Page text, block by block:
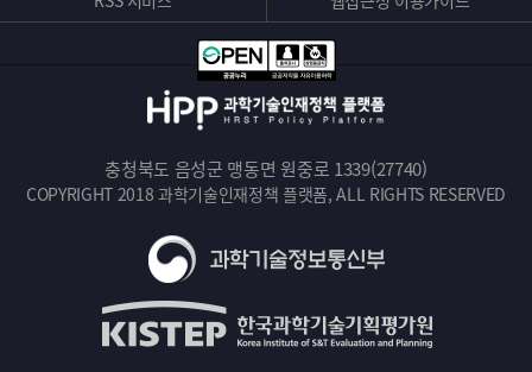
동
충청북도 음성군 맹동면 원중로 1339(27740)
COPYRIGHT 2018 과학기술인재정책 플랫폼, ALL RIGHTS RESERVED